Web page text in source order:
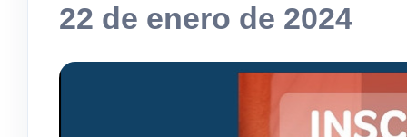
22 de enero de 2024